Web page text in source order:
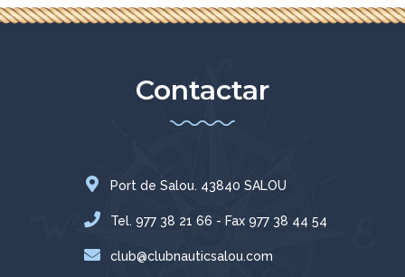
Contactar
Port de Salou. 43840 SALOU
Tel. 977 38 21 66 - Fax 977 38 44 54
club@clubnauticsalou.com